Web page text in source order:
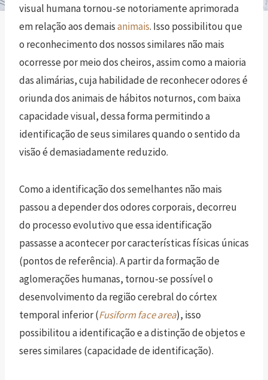
visual humana tornou-se notoriamente aprimorada
em relação aos demaisanimais. Isso possibilitou que
o reconhecimento dos nossos similares não mais
ocorresse por meio dos cheiros, assim como a maioria
das alimárias, cuja habilidade de reconhecer odores é
oriunda dos animais de hábitos noturnos, com baixa
capacidade visual, dessa forma permitindo a
identificação de seus similares quando o sentido da
visão é demasiadamente reduzido.
Como a identificação dos semelhantes não mais
passou a depender dos odores corporais, decorreu
do processo evolutivo que essa identificação
passasse a acontecer por características físicas únicas
(pontos de referência). A partir da formação de
aglomerações humanas, tornou-se possível o
desenvolvimento da região cerebral do córtex
temporal inferior (Fusiform face area), isso
possibilitou a identificação e a distinção de objetos e
seres similares (capacidade de identificação).